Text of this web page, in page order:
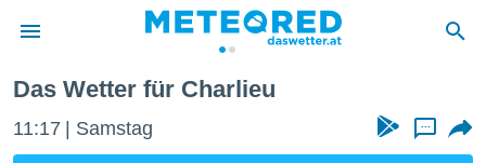
Das Wetter für Charlieu
11:17 Samstag ...